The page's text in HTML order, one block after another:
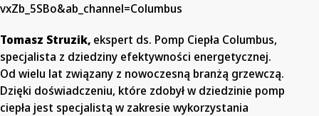
vxZb_5SBo&ab_channel=Columbus
Tomasz Struzik, ekspert ds. Pomp Ciepła Columbus,
specjalista z dziedziny efektywności energetycznej.
Od wielu lat związany z nowoczesną branżą grzewczą.
Dzięki doświadczeniu, które zdobył w dziedzinie pomp
ciepła jest specjalistą w zakresie wykorzystania